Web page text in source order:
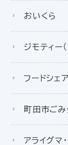
おいくら
ジモティー
フードシェ
町田市ごみ
アライグマ